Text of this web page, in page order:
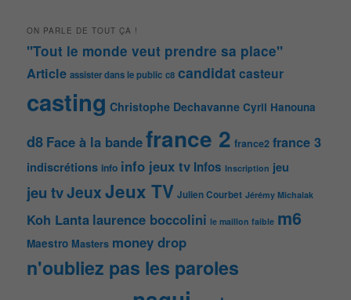
ON PARLE DE TOUT ÇA !
"Tout le monde veut prendre sa place"
Article assister dans le public c8 candidatcasteur
casting Christophe Dechavanne Cyril Hanouna
d8 Face à la bandefrance 2 france2 france 3
indiscrétions info info jeux tv Infos Inscription jeu
jeu tvJeuxJeux TV Julien Courbet Jérémy Michalak
Koh Lanta laurence boccolini le maillon faible m6
Maestro Masters money drop
n'oubliez pas les paroles